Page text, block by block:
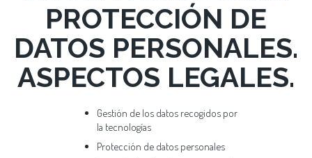
PROTECCIÓN DE
DATOS PERSONALES.
ASPECTOS LEGALES.
Gestión de los datos recogidos por
la tecnologías
Protección de datos personales